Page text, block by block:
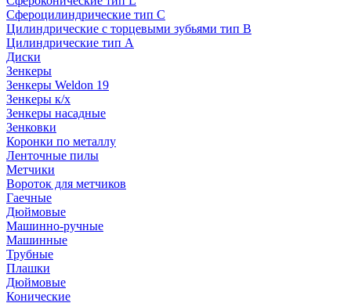
Сфероцилиндрические тип C
Цилиндрические с торцевыми зубьями тип B
Цилиндрические тип А
Диски
Зенкеры
Зенкеры Weldon 19
Зенкеры к/х
Зенкеры насадные
Зенковки
Коронки по металлу
Ленточные пилы
Метчики
Вороток для метчиков
Гаечные
Дюймовые
Машинно-ручные
Машинные
Трубные
Плашки
Дюймовые
Конические